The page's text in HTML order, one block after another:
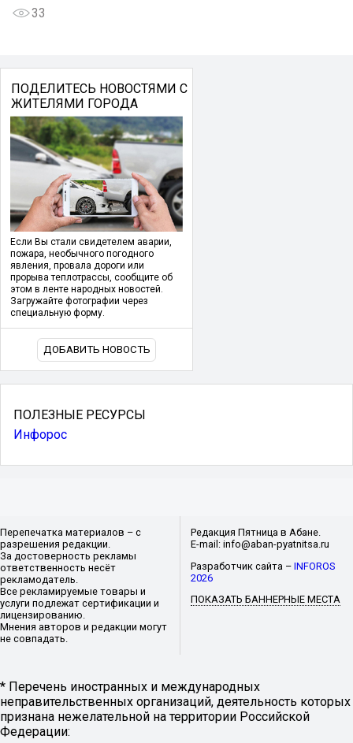
33
ПОДЕЛИТЕСЬ НОВОСТЯМИ С
ЖИТЕЛЯМИ ГОРОДА
Если Вы стали свидетелем аварии,
пожара, необычного погодного
явления, провала дороги или
прорыва теплотрассы, сообщите об
этом в ленте народных новостей.
Загружайте фотографии через
специальную форму.
ДОБАВИТЬ НОВОСТЬ
ПОЛЕЗНЫЕ РЕСУРСЫ
Инфорос
Перепечатка материалов – с
разрешения редакции.
За достоверность рекламы
ответственность несёт
рекламодатель.
Все рекламируемые товары и
услуги подлежат сертификации и
лицензированию.
Мнения авторов и редакции могут
не совпадать.
Редакция Пятница в Абане.
E-mail: info@aban-pyatnitsa.ru
Разработчик сайта –INFOROS
2026
ПОКАЗАТЬ БАННЕРНЫЕ МЕСТА
* Перечень иностранных и международных
неправительственных организаций, деятельность которых
признана нежелательной на территории Российской
Федерации: